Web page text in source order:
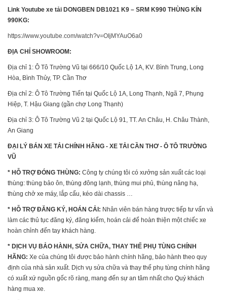
Link Youtube xe tải DONGBEN DB1021 K9 – SRM K990 THÙNG KÍN
990KG:
https://www.youtube.com/watch?v=OIjMYAuO6a0
ĐỊA CHỈ SHOWROOM:
Địa chỉ 1: Ô Tô Trường Vũ tại 666/10 Quốc Lộ 1A, KV. Bình Trung, Long
Hòa, Bình Thủy, TP. Cần Thơ
Địa chỉ 2: Ô Tô Trường Tiến tại Quốc Lộ 1A, Long Thạnh, Ngã 7, Phụng
Hiệp, T. Hậu Giang (gần chợ Long Thạnh)
Địa chỉ 3: Ô Tô Trường Vũ 2 tại Quốc Lộ 91, TT. An Châu, H. Châu Thành,
An Giang
ĐẠI LÝ BÁN XE TẢI CHÍNH HÃNG - XE TẢI CẦN THƠ - Ô TÔ TRƯỜNG
VŨ
* HỖ TRỢ ĐÓNG THÙNG: Công ty chúng tôi có xưởng sản xuất các loại
thùng: thùng bảo ôn, thùng đông lạnh, thùng mui phủ, thùng nâng hạ,
thùng chở xe máy, lắp cẩu, kéo dài chassis …
* HỖ TRỢ ĐĂNG KÝ, HOÁN CẢI: Nhân viên bán hàng trược tiếp tư vấn và
làm các thủ tục đăng ký, đăng kiểm, hoán cải để hoàn thiện một chiếc xe
hoàn chỉnh đến tay khách hàng.
* DỊCH VỤ BẢO HÀNH, SỬA CHỮA, THAY THẾ PHỤ TÙNG CHÍNH
HÃNG: Xe của chúng tôi được bảo hành chính hãng, bảo hành theo quy
định của nhà sản xuất. Dịch vụ sửa chữa và thay thế phụ tùng chính hãng
có xuất xứ nguồn gốc rõ ràng, mang đến sự an tâm nhất cho Quý khách
hàng mua xe.